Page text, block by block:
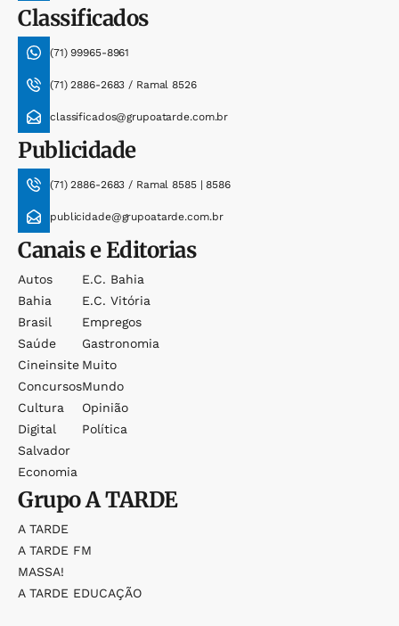
Classificados
(71) 99965-8961
(71) 2886-2683 / Ramal 8526
classificados@grupoatarde.com.br
Publicidade
(71) 2886-2683 / Ramal 8585 | 8586
publicidade@grupoatarde.com.br
Canais e Editorias
Autos
Bahia
Brasil
Saúde
Cineinsite
Concursos
Cultura
Digital
Salvador
Economia
E.c. Bahia
E.c. Vitória
Empregos
Gastronomia
Muito
Mundo
Opinião
Política
GrupoA TARDE
A TARDE
A TARDE FM
MASSA!
A TARDE EDUCAÇÃO